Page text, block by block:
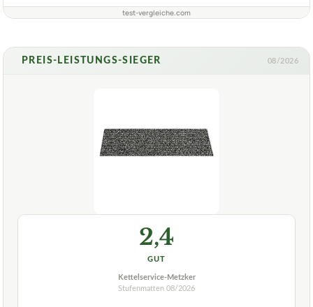
test-vergleiche.com
PREIS-LEISTUNGS-SIEGER 08/2026
2,4
GUT
Kettelservice-Metzker
Stufenmatten 08/2026